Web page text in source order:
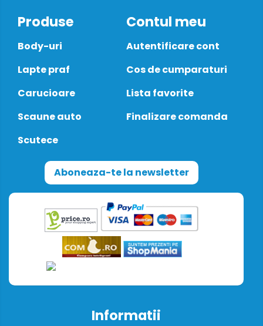
Produse
Body-uri
Lapte praf
Carucioare
Scaune auto
Scutece
Contul meu
Autentificare cont
Cos de cumparaturi
Lista favorite
Finalizare comanda
Aboneaza-te la newsletter
Informatii